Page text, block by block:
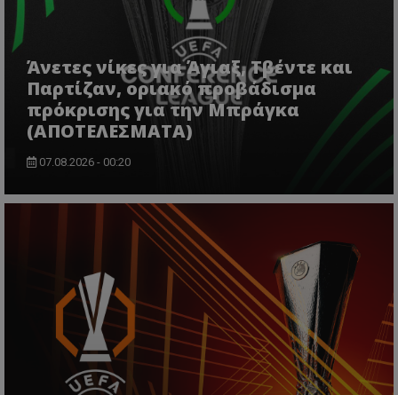
Άνετες νίκες για Άγιαξ, Τβέντε και
Παρτίζαν, οριακό προβάδισμα
πρόκρισης για την Μπράγκα
(ΑΠΟΤΕΛΕΣΜΑΤΑ)
07.08.2026 - 00:20